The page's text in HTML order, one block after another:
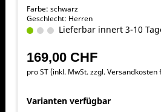
Farbe: schwarz
Geschlecht: Herren
Lieferbar innert 3-10
169,00 CHF
pro ST (inkl. MwSt. zzgl.Versandkosten
Varianten verfügbar